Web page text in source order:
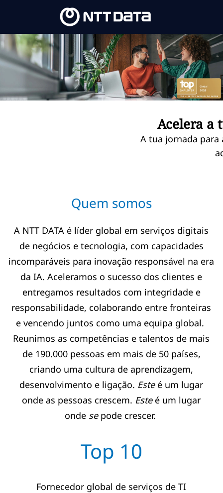
-
Acelera a
A tua jornada para
Quem somos
A NTT DATA é líder global em serviços digitais
de negócios e tecnologia, com capacidades
incomparáveis para inovação responsável na era
da IA. Aceleramos o sucesso dos clientes e
entregamos resultados com integridade e
responsabilidade, colaborando entre fronteiras
e vencendo juntos como uma equipa global.
Reunimos as competências e talentos de mais
de 190.000 pessoas em mais de 50 países,
criando uma cultura de aprendizagem,
desenvolvimento e ligação. Este é um lugar
onde as pessoas crescem. Este é um lugar
onde se pode crescer.
Top 10
Fornecedor global de serviços de TI